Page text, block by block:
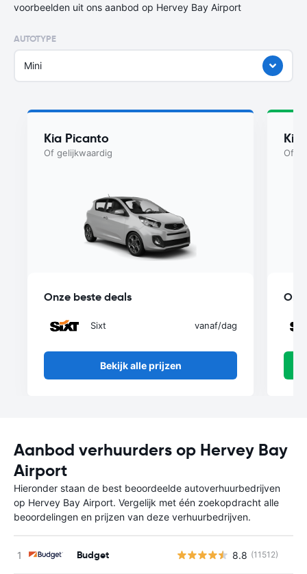
voorbeelden uit ons aanbod op Hervey Bay Airport
AUTOTYPE
Mini
Kia Picanto
Of gelijkwaardig
Onze beste deals
Sixt vanaf/dag
Bekijk alle prijzen
Kia
Of
Aanbod verhuurders op Hervey Bay
Airport
Hieronder staan de best beoordeelde autoverhuurbedrijven
op Hervey Bay Airport. Vergelijk met één zoekopdracht alle
beoordelingen en prijzen van deze verhuurbedrijven.
Budget 8.8 (11512)